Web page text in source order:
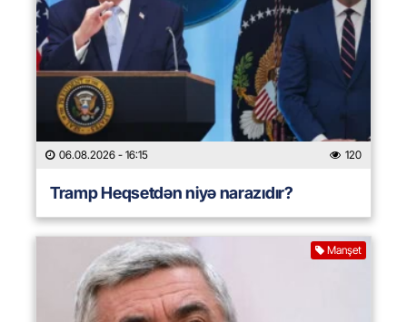
06.08.2026 - 16:15 120
Tramp Heqsetdən niyə narazıdır?
Manşet